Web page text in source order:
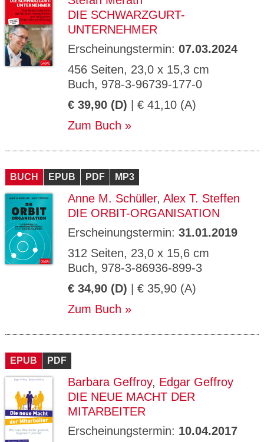
DIE SCHWARZGURT-
UNTERNEHMER
Erscheinungstermin: 07.03.2024
456 Seiten, 23,0 x 15,3 cm
Buch, 978-3-96739-177-0
€ 39,90 (D) | € 41,10 (A)
Zum Buch
BUCH EPUB PDF MP3
Anne M. Schüller, Alex T. Steffen
DIE ORBIT-ORGANISATION
Erscheinungstermin: 31.01.2019
312 Seiten, 23,0 x 15,6 cm
Buch, 978-3-86936-899-3
€ 34,90 (D) | € 35,90 (A)
Zum Buch
EPUB PDF
Barbara Geffroy, Edgar Geffroy
DIE NEUE MACHT DER
MITARBEITER
Erscheinungstermin: 10.04.2017